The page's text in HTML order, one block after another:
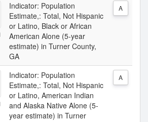
Indicator: Population
Estimate,: Total, Not Hispanic
or Latino, Black or African
American Alone (5-year
estimate) in Turner County,
GA
A
Indicator: Population
Estimate,: Total, Not Hispanic
or Latino, American Indian
and Alaska Native Alone (5-
year estimate) in Turner
A